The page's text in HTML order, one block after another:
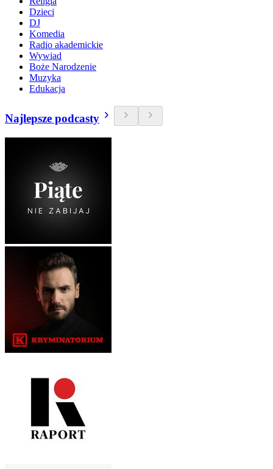
Dzieci
DJ
Komedia
Radio akademickie
Wywiad
Boże Narodzenie
Muzyka
Edukacja
Najlepsze podcasty